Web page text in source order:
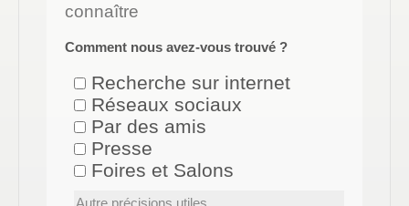
connaître
Comment nous avez-vous trouvé ?
Recherche sur internet
Réseaux sociaux
Par des amis
Presse
Foires et Salons